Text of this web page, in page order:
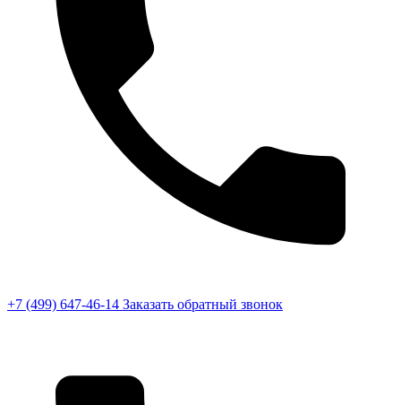
+7 (499) 647-46-14 Заказать обратный звонок